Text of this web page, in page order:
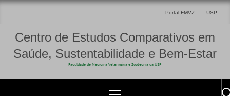
Portal FMVZ USP
Centro de Estudos Comparativos em
Saúde, Sustentabilidade e Bem-Estar
Faculdade de Medicina Veterinária e Zootecnia da USP